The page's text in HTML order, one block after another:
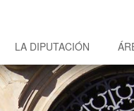
LA DIPUTACIÓN